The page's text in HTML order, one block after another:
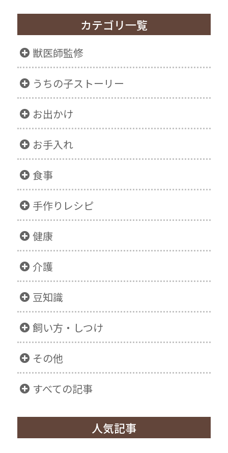
カテゴリ一覧
獣医師監修
うちの子ストーリー
お出かけ
お手入れ
食事
手作りレシピ
健康
介護
豆知識
飼い方・しつけ
その他
すべての記事
人気記事